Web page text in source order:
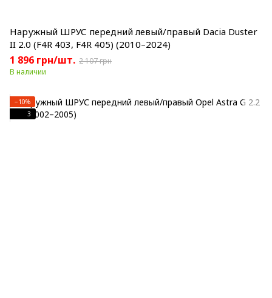
Наружный ШРУС передний левый/правый Dacia Duster
II 2.0 (F4R 403, F4R 405) (2010–2024)
1 896 грн/шт. 2 107 грн
В наличии
−10%
3